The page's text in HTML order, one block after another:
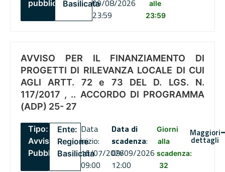
pubblico Basilicata09/08/2026
23:59
alle
23:59
AVVISO PER IL FINANZIAMENTO DI
PROGETTI DI RILEVANZA LOCALE DI CUI
AGLI ARTT. 72 e 73 DEL D. LGS. N.
117/2017 , .. ACCORDO DI PROGRAMMA
(ADP) 25- 27
Tipo:
Avviso
Pubblico
Ente:
Regione
Basilicata
Data
inizio:
16/07/2026
09:00
Data di
scadenza:
09/09/2026
12:00
Giorni
alla
scadenza:
32
Maggiori
dettagli